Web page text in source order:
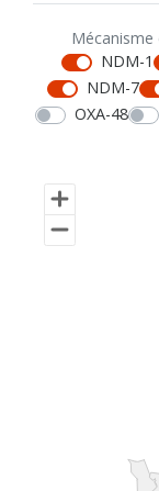
Mécanisme
NDM-1
NDM-7
OXA-48